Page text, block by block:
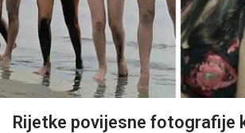
Rijetke povijesne fotografije